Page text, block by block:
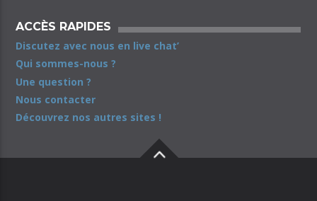
ACCÈS RAPIDES
Discutez avec nous en live chat’
Qui sommes-nous ?
Une question ?
Nous contacter
Découvrez nos autres sites !